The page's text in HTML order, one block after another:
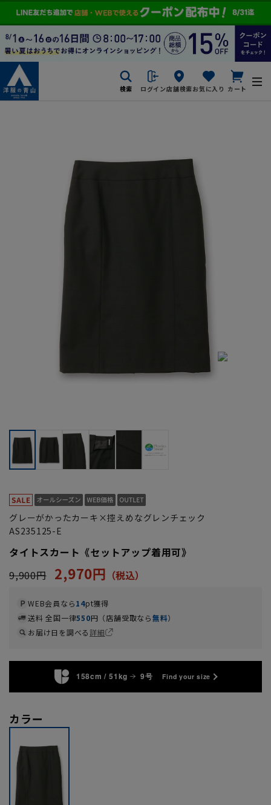
検索 ログイン店舗検索お気に入り カート
グレーがかったカーキ×控えめなグレンチェック
AS235125-E
タイトスカート《セットアップ着用可》
9,900円 2,970円
WEB会員なら14pt獲得
送料 全国一律550円（店舗受取なら無料）
お届け日を調べる詳細
158cm / 51kg 9号 Find your size
カラー